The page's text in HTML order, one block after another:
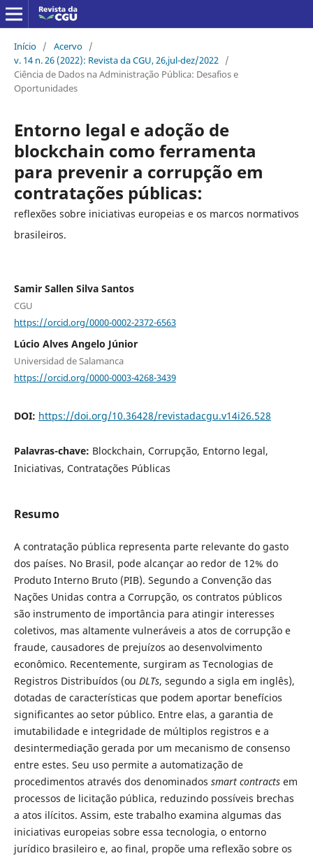
Início / Acervo /
v. 14 n. 26 (2022): Revista da CGU, 26,jul-dez/2022 /
Ciência de Dados na Administração Pública: Desafios e
Oportunidades
Entorno legal e adoção de
blockchain como ferramenta
para prevenir a corrupção em
contratações públicas:
reflexões sobre iniciativas europeias e os marcos normativos
brasileiros.
Samir Sallen Silva Santos
CGU
https://orcid.org/0000-0002-2372-6563
Lúcio Alves Angelo Júnior
Universidad de Salamanca
https://orcid.org/0000-0003-4268-3439
DOI: https://doi.org/10.36428/revistadacgu.v14i26.528
Palavras-chave: Blockchain, Corrupção, Entorno legal,
Iniciativas, Contratações Públicas
Resumo
A contratação pública representa parte relevante do gasto
dos países. No Brasil, pode alcançar ao redor de 12% do
Produto Interno Bruto (PIB). Segundo a Convenção das
Nações Unidas contra a Corrupção, os contratos públicos
são instrumento de importância para atingir interesses
coletivos, mas altamente vulneráveis a atos de corrupção e
fraude, causadores de prejuízos ao desenvolvimento
econômico. Recentemente, surgiram as Tecnologias de
Registros Distribuídos (ou DLTs, segundo a sigla em inglês),
dotadas de características que podem aportar benefícios
significantes ao setor público. Entre elas, a garantia de
imutabilidade e integridade de múltiplos registros e a
desintermediação gerada por um mecanismo de consenso
entre estes. Seu uso permite a automatização de
procedimentos através dos denominados smart contracts em
processos de licitação pública, reduzindo possíveis brechas
a atos ilícitos. Assim, este trabalho examina algumas das
iniciativas europeias sobre essa tecnologia, o entorno
jurídico brasileiro e, ao final, propõe uma reflexão sobre os